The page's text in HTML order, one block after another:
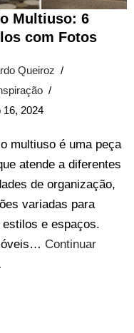
Multiuso: 6
com Fotos
Queiroz
16, 2024
multiuso é uma peça
atende a diferentes
de organização,
variadas para
e espaços.
Continuar